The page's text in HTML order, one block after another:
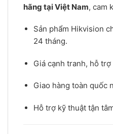
hãng tại Việt Nam, cam
Sản phẩm Hikvision
24 tháng.
Giá cạnh tranh, hỗ
Giao hàng toàn quốc
Hỗ trợ kỹ thuật tận